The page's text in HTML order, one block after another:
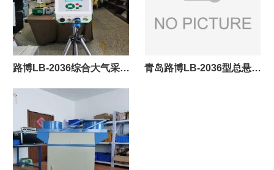
路博LB-2036综合大气采样
器 空气采样器 氟化物颗粒物
大气采样一体
青岛路博LB-2036型总悬浮